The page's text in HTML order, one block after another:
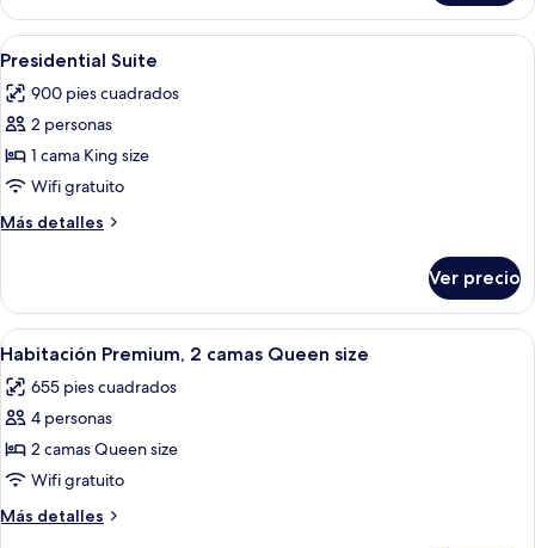
1
habitación
(Spa)
Abrir
todas
las
fotos
de
Presidential
Suite
Una cama con dosel de madera, dos
10
Presidential Suite
900 pies cuadrados
2 personas
1 cama King size
Wifi gratuito
Más detalles
Más
Suite
Ver precio
Abrir
todas
las
fotos
de
Habitación
Premium,
2
Habitación de hotel con dos camas,
9
Habitación Premium, 2 camas Queen size
655 pies cuadrados
4 personas
2 camas Queen size
Wifi gratuito
Más detalles
Más